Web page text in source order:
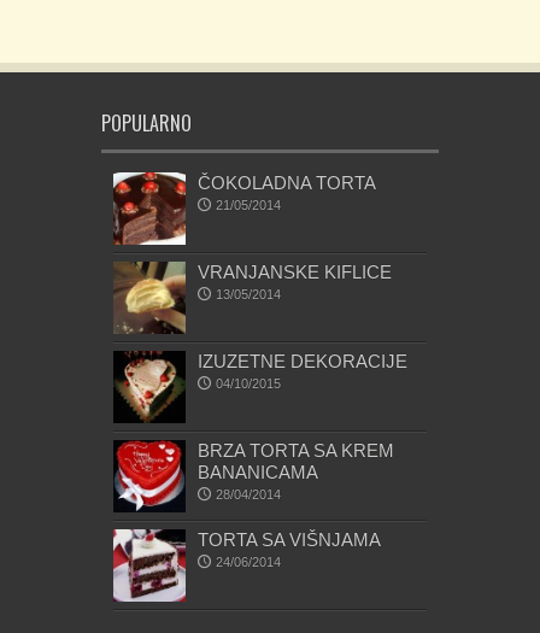
POPULARNO
ČOKOLADNA TORTA
21/05/2014
VRANJANSKE KIFLICE
13/05/2014
IZUZETNE DEKORACIJE
04/10/2015
BRZA TORTA SA KREM
BANANICAMA
28/04/2014
TORTA SA VIŠNJAMA
24/06/2014